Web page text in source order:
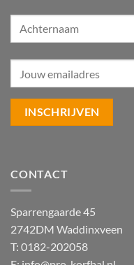
CONTACT
Sparrengaarde 45
2742DM Waddinxveen
T: 0182-202058